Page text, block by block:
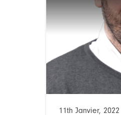
11th Janvier, 2022